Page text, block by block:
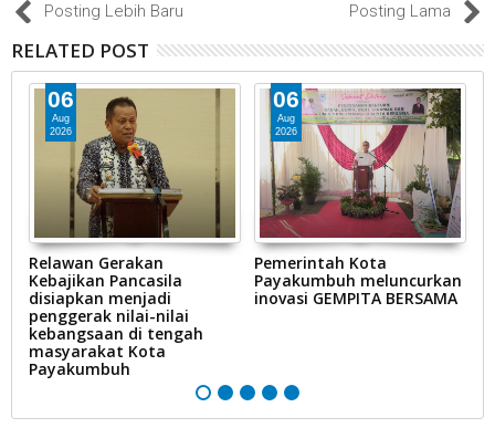
Posting Lebih Baru Posting Lama
RELATED POST
06
Aug
2026
Relawan Gerakan
Kebajikan Pancasila
disiapkan menjadi
penggerak nilai-nilai
kebangsaan di tengah
masyarakat Kota
Payakumbuh
06
Aug
2026
Pemerintah Kota
Payakumbuh meluncurkan
inovasi GEMPITA BERSAMA